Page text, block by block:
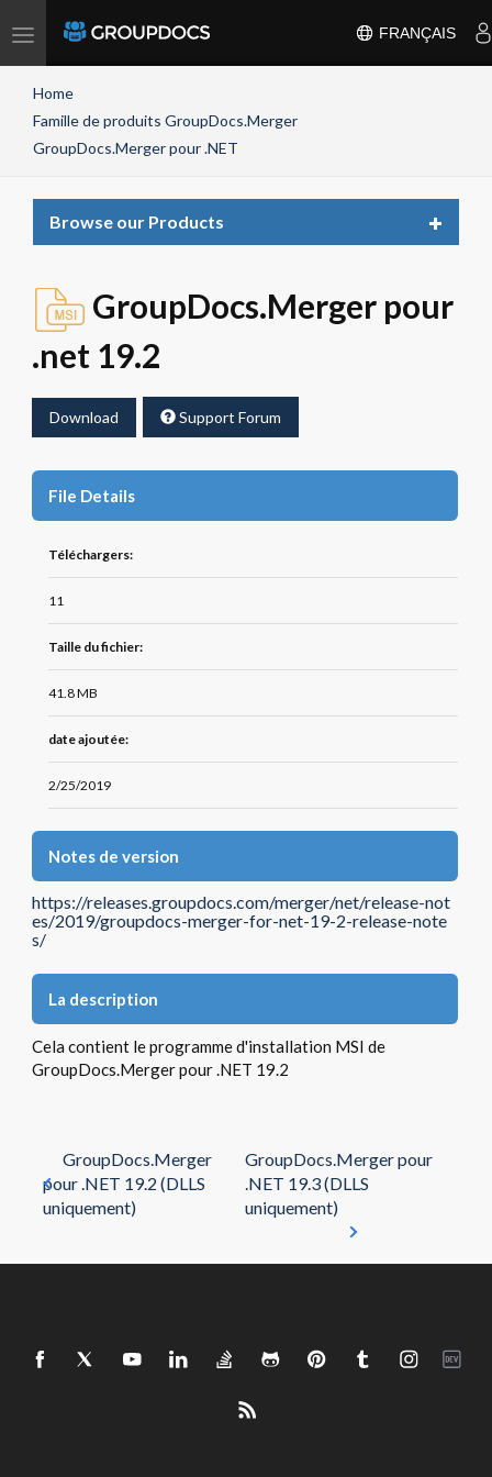
Toggle
FRANÇAIS
Home
Famille de produits GroupDocs.Merger
GroupDocs.Merger pour .NET
Browse our Products
Toggle
GroupDocs.Merger pour
.net 19.2
Download Support Forum
File Details
Téléchargers:
11
Taille du fichier:
41.8 MB
date ajoutée:
2/25/2019
Notes de version
https://releases.groupdocs.com/merger/net/release-not
es/2019/groupdocs-merger-for-net-19-2-release-note
s/
La description
Cela contient le programme d'installation MSI de
GroupDocs.Merger pour .NET 19.2
GroupDocs.Merger
pour .NET 19.2 (DLLS
uniquement)
GroupDocs.Merger pour
.NET 19.3 (DLLS
uniquement)